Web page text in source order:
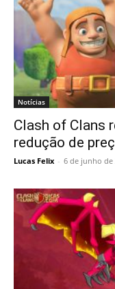
Notícias
Clash of Clans
redução de
Lucas Felix - 6 de junho de